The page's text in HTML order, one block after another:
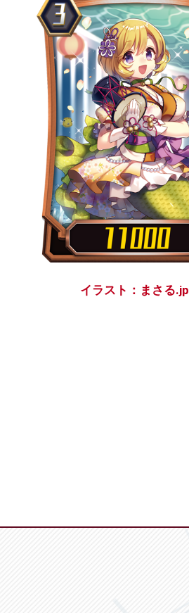
イラスト：まさる.jp